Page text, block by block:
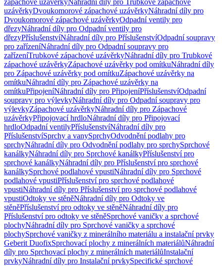
zápachové uzávěrkyNáhradní díly pro Trubkové zápachové
uzávěrkyDvoukomorové zápachové uzávěrkyNáhradní díly pro
Dvoukomorové zápachové uzávěrkyOdpadní ventily pro
dřezyNáhradní díly pro Odpadní ventily pro
dřezyPříslušenstvíNáhradní díly pro PříslušenstvíOdpadní soupravy
pro zařízeníNáhradní díly pro Odpadní soupravy pro
zařízeníTrubkové zápachové uzávěrkyNáhradní díly pro Trubkové
zápachové uzávěrkyZápachové uzávěrky pod omítkuNáhradní díly
pro Zápachové uzávěrky pod omítkuZápachové uzávěrky na
omítkuNáhradní díly pro Zápachové uzávěrky na
omítkuPřipojeníNáhradní díly pro PřipojeníPříslušenstvíOdpadní
soupravy pro výlevkyNáhradní díly pro Odpadní soupravy pro
výlevkyZápachové uzávěrkyNáhradní díly pro Zápachové
uzávěrkyPřipojovací hrdloNáhradní díly pro Připojovací
hrdloOdpadní ventilyPříslušenstvíNáhradní díly pro
PříslušenstvíSprchy a vanySprchyOdvodnění podlahy pro
sprchyNáhradní díly pro Odvodnění podlahy pro sprchySprchové
kanálkyNáhradní díly pro Sprchové kanálkyPříslušenství pro
sprchové kanálkyNáhradní díly pro Příslušenství pro sprchové
kanálkySprchové podlahové vpustiNáhradní díly pro Sprchové
podlahové vpustiPříslušenství pro sprchové podlahové
vpustiNáhradní díly pro Příslušenství pro sprchové podlahové
vpustiOdtoky ve stěněNáhradní díly pro Odtoky ve
stěněPříslušenství pro odtoky ve stěněNáhradní díly pro
Příslušenství pro odtoky ve stěněSprchové vaničky a sprchové
plochyNáhradní díly pro Sprchové vaničky a sprchové
plochySprchové vaničky z minerálního materiálu a instalační prvky
Geberit DuofixSprchovací plochy z minerálních materiálůNáhradní
díly pro Sprchovací plochy z minerálních materiálůInstalační
prvkyNáhradní díly pro Instalační prvkySpecifické sprchové